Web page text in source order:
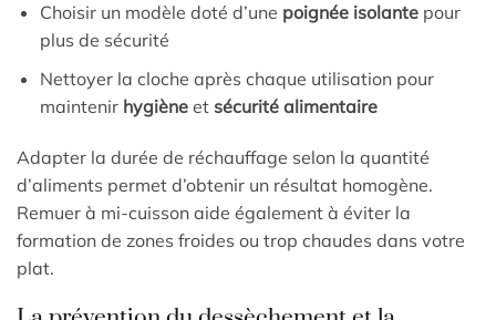
Choisir un modèle doté d’une poignée isolantepour
plus de sécurité
Nettoyer la cloche après chaque utilisation pour
maintenir hygièneet sécurité alimentaire
Adapter la durée de réchauffage selon la quantité
d’aliments permet d’obtenir un résultat homogène.
Remuer à mi-cuisson aide également à éviter la
formation de zones froides ou trop chaudes dans votre
plat.